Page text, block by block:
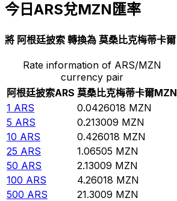
今日ARS兌MZN匯率
將 阿根廷披索 轉換為 莫桑比克梅蒂卡爾
Rate information of ARS/MZN
currency pair
阿根廷披索ARS 莫桑比克梅蒂卡爾MZN
1 ARS 0.0426018 MZN
5 ARS 0.213009 MZN
10 ARS 0.426018 MZN
25 ARS 1.06505 MZN
50 ARS 2.13009 MZN
100 ARS 4.26018 MZN
500 ARS 21.3009 MZN